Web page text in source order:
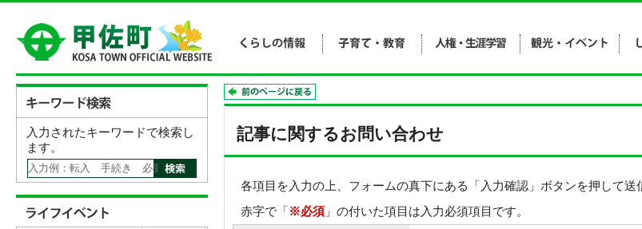
記事に関するお問い合わせ
各項目を入力の上、フォームの真下にある「入力確認」ボタンを押して送
赤字で「※必須 」の付いた項目は入力必須項目です。
入力されたキーワードで検索し
ます。